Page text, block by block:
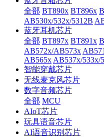
全部 BT890x BT896x
AB530x/532x/5312B
蓝牙耳机芯片
全部 BT897x BT891x
AB572x/AB573x
AB565x AB537x/533x/
智能穿戴芯片
无线麦克风芯片
数字音频芯片
全部 MCU
AIoT芯片
玩具语音芯片
AI语音识别芯片